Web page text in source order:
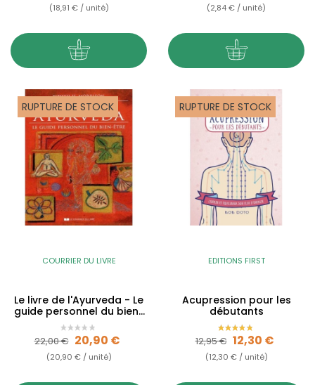
(18,91 € / unité) (2,84 € / unité)
RUPTURE DE STOCK
COURRIER DU LIVRE
Le livre de l'Ayurveda - Le
guide personnel du bien-
être
Prix de base
22,00 € Prix
20,90 €
(20,90 € / unité)
RUPTURE DE STOCK
EDITIONS FIRST
Acupression pour les
débutants
Prix de base
12,95 € Prix
12,30 €
(12,30 € / unité)